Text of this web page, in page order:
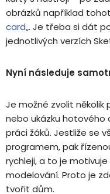
obrázků například
card„. Je třeba si dát
jednotlivých verzích
Nyní následuje
Je možné zvolit
nebo ukázku
práci žáků. Jestliže se
programem, pak
rychleji, a to je
modelování. Proto je
tvořit dům.